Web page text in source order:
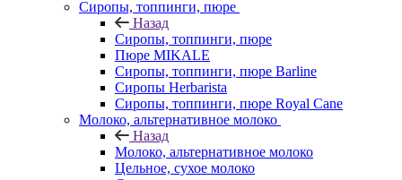
Сиропы, топпинги, пюре
Назад
Сиропы, топпинги, пюре
Пюре MIKALE
Сиропы, топпинги, пюре Barline
Сиропы Herbarista
Сиропы, топпинги, пюре Royal Cane
Молоко, альтернативное молоко
Назад
Молоко, альтернативное молоко
Цельное, сухое молоко